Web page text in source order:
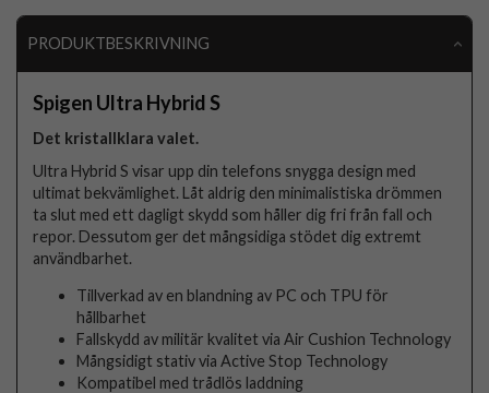
PRODUKTBESKRIVNING
Spigen Ultra Hybrid S
Det kristallklara valet.
Ultra Hybrid S visar upp din telefons snygga design med
ultimat bekvämlighet. Låt aldrig den minimalistiska drömmen
ta slut med ett dagligt skydd som håller dig fri från fall och
repor. Dessutom ger det mångsidiga stödet dig extremt
användbarhet.
Tillverkad av en blandning av PC och TPU för
hållbarhet
Fallskydd av militär kvalitet via Air Cushion Technology
Mångsidigt stativ via Active Stop Technology
Kompatibel med trådlös laddning